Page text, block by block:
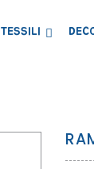
TESSILI